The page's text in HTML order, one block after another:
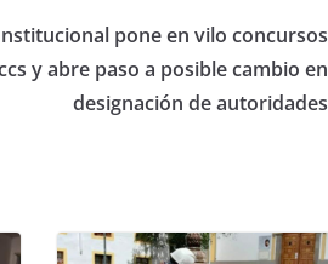
pone en vilo concursos
y abre paso a posible cambio en
designación de autoridades